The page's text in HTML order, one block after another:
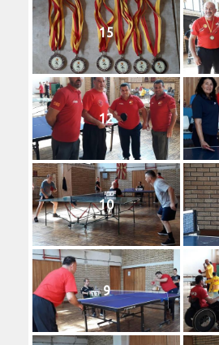
15
12
10
9